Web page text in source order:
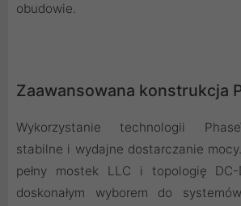
obudowie.
Zaawansowana konstrukcja
Wykorzystanie technologii
stabilne i wydajne dostarczanie
pełny mostek LLC i topologię
doskonałym wyborem do